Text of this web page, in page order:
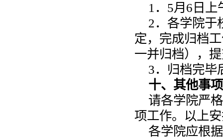
1．5月6日
2．各学院于
定，完成归档
一并归档），
3．归档完毕
十、其他事项
请各学院严
项工作。以上
各学院应根